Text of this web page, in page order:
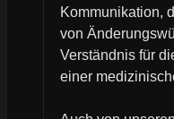
Kommunikation,
von
Verständnis für
einer